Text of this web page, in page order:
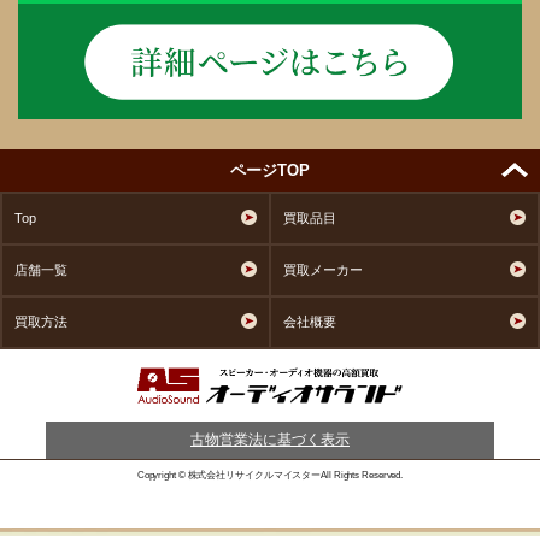
ページTOP
Top 買取品目
店舗一覧 買取メーカー
買取方法 会社概要
古物営業法に基づく表示
Copyright © 株式会社リサイクルマイスターAll Rights Reserved.